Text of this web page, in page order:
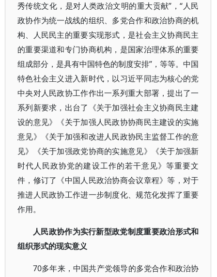
秀传统文化，是对人类政治文明的重大贡献”，“人民
政协作为统一战线的组织、多党合作和政治协商的机
构、人民民主的重要实现形式，是社会主义协商民主
的重要渠道和专门协商机构，是国家治理体系的重要
组成部分，是具有中国特色的制度安排”，等等。中国
特色社会主义进入新时代，以习近平同志为核心的党
中央对人民政协工作作出一系列重大部署，提出了一
系列新要求，出台了《关于加强社会主义协商民主建
设的意见》《关于加强人民政协协商民主建设的实施
意见》《关于加强和改进人民政协民主监督工作的意
见》《关于加强政党协商的实施意见》《关于加强新
时代人民政协党的建设工作的若干意见》等重要文
件，修订了《中国人民政治协商会议章程》等，对于
推进人民政协工作进一步制度化、规范化发挥了重要
作用。
人民政协作为实行新型政党制度重要政治形式和
组织形式的现实意义
70多年来，中国共产党领导的多党合作和政治协